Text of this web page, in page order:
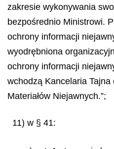
zakresie wykonywania
bezpośrednio Ministrowi.
ochrony informacji
wyodrębniona
ochrony informacji
wchodzą Kancelaria Tajna
Materiałów Niejawnych.”;
11) w § 41: